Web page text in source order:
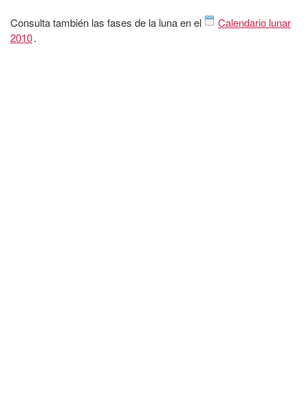
Consulta también las fases de la luna en el
Calendario lunar
2010.